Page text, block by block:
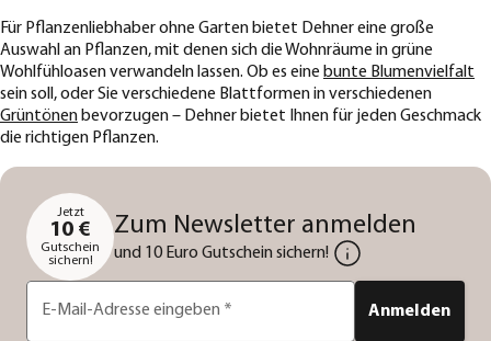
Für Pflanzenliebhaber ohne Garten bietet Dehner eine große
Auswahl an Pflanzen, mit denen sich die Wohnräume in grüne
Wohlfühloasen verwandeln lassen. Ob es eine bunte Blumenvielfalt
sein soll, oder Sie verschiedene Blattformen in verschiedenen
Grüntönen bevorzugen – Dehner bietet Ihnen für jeden Geschmack
die richtigen Pflanzen.
Jetzt
10 €
Gutschein
sichern!
Zum Newsletter anmelden
und 10 Euro Gutschein sichern!
E-Mail-Adresse eingeben * Anmelden